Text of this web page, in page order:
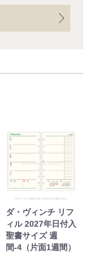
ダ・ヴィンチ リフ
ィル 2027年日付入
聖書サイズ 週
間-4（片面1週間）